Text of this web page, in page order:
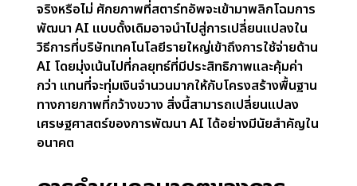
ผลตอบแทนที่ลดลง:หาก DeepSeek และสตาร์ทอัพที่
คล้ายกันสามารถจัดหาโมเดล AI ที่คล้ายกันหรือเหนือกว่า
โดยไม่ต้องมีการลงทุนในฮาร์ดแวร์ในระดับเดียวกัน ROI
สำหรับการลงทุนโครงสร้างพื้นฐาน AI ขนาดใหญ่ของ
บริษัทขนาดใหญ่อาจต่ำกว่าที่คาดการณ์ไว้ การเปลี่ยนแปลง
ทางเศรษฐศาสตร์ของการพัฒนา AI นี้อาจนำไปสู่การที่
บริษัทต่าง ๆ ต้องทบทวนกลยุทธ์ AI ระยะยาวของพวกเขา
ในโครงสร้างพื้นฐาน AI ใหม่ และสำรวจตัวเลือกที่คุ้มค่า